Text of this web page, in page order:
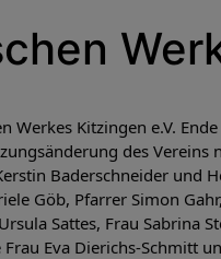
Kitzingen e.V.
des Vereins
Baderschneider und
Göb, Pfarrer Simon
Sattes, Frau Sabrina
Eva Dierichs-Schmitt